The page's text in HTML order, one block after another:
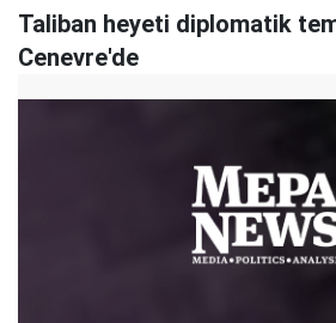
Taliban heyeti diplomatik
Cenevre'de